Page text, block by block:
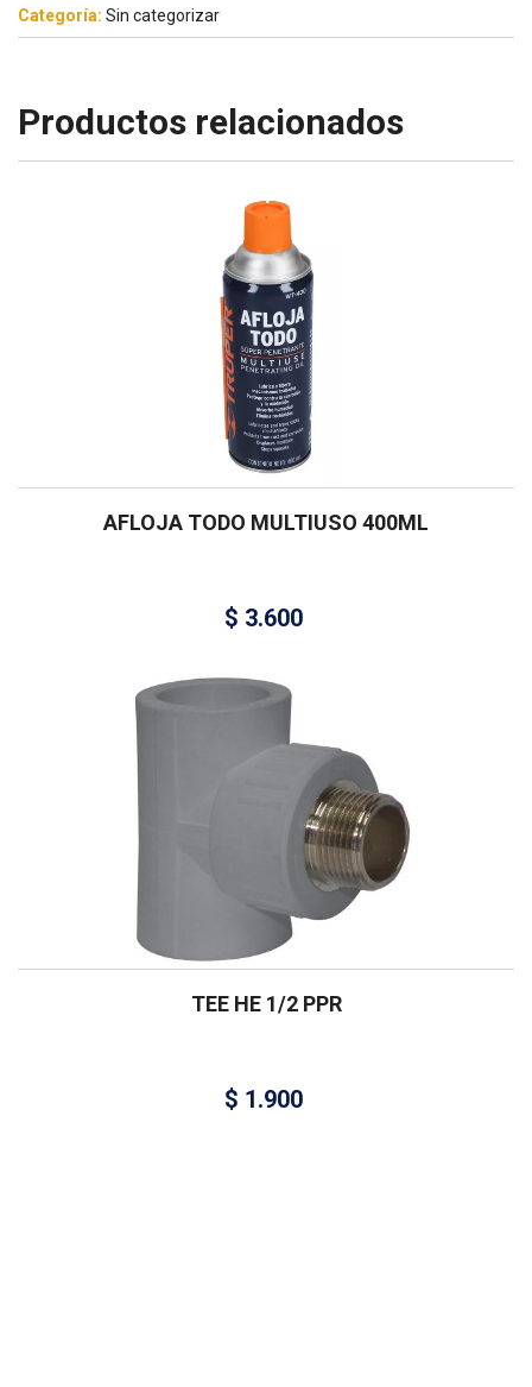
Categoría: Sin categorizar
Productos relacionados
AFLOJA TODO MULTIUSO 400ML
$ 3.600
TEE HE 1/2 PPR
$ 1.900